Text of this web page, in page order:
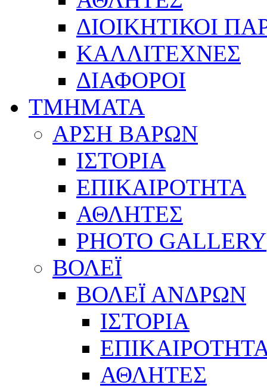
ΔΙΟΙΚΗΤΙΚΟΙ
ΚΑΛΛΙΤΕΧΝΕΣ
ΔΙΑΦΟΡΟΙ
ΤΜΗΜΑΤΑ
ΑΡΣΗ ΒΑΡΩΝ
ΙΣΤΟΡΙΑ
ΕΠΙΚΑΙΡΟΤΗΤΑ
ΑΘΛΗΤΕΣ
PHOTO GALLERY
ΒΟΛΕΪ
ΒΟΛΕΪ ΑΝΔΡΩΝ
ΙΣΤΟΡΙΑ
ΑΘΛΗΤΕΣ